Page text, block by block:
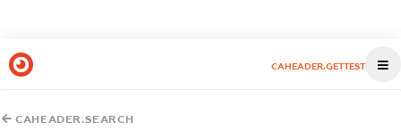
CAHEADER.GETTEST
CAHEADER.SEARCH